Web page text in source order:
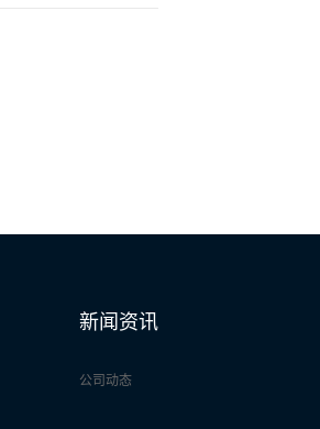
新闻资讯
公司动态